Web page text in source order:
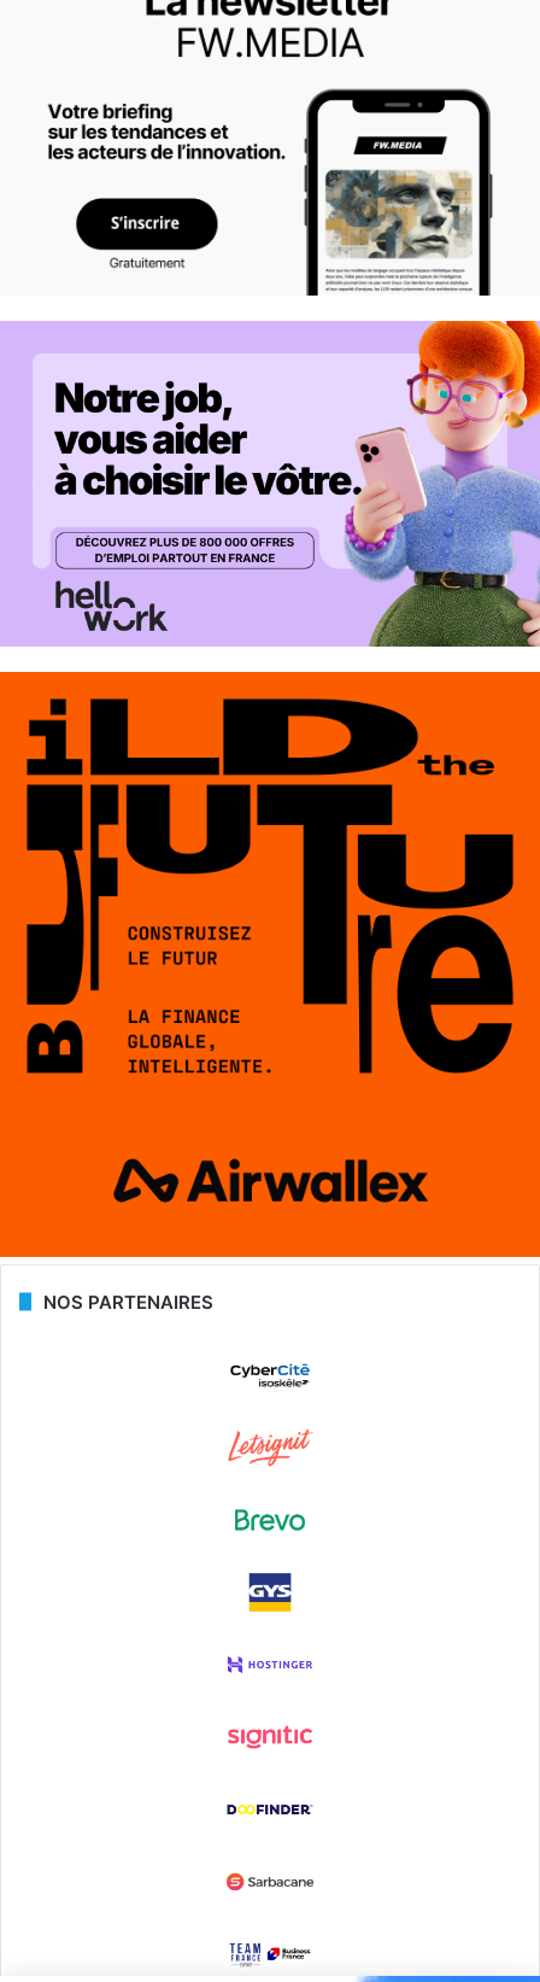
NOS PARTENAIRES